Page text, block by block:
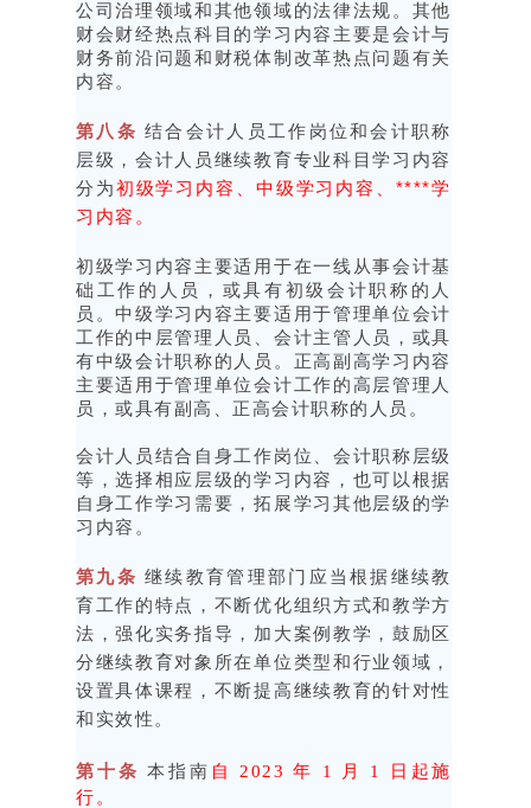
公司治理领域和其他领域的法律法规。其他
财会财经热点科目的学习内容主要是会计与
财务前沿问题和财税体制改革热点问题有关
内容。
第八条 结合会计人员工作岗位和会计职称
层级，会计人员继续教育专业科目学习内容
分为初级学习内容、中级学习内容、****学
习内容。
初级学习内容主要适用于在一线从事会计基
础工作的人员，或具有初级会计职称的人
员。中级学习内容主要适用于管理单位会计
工作的中层管理人员、会计主管人员，或具
有中级会计职称的人员。正高副高学习内容
主要适用于管理单位会计工作的高层管理人
员，或具有副高、正高会计职称的人员。
会计人员结合自身工作岗位、会计职称层级
等，选择相应层级的学习内容，也可以根据
自身工作学习需要，拓展学习其他层级的学
习内容。
第九条 继续教育管理部门应当根据继续教
育工作的特点，不断优化组织方式和教学方
法，强化实务指导，加大案例教学，鼓励区
分继续教育对象所在单位类型和行业领域，
设置具体课程，不断提高继续教育的针对性
和实效性。
第十条 本指南 自 2023 年 1 月 1 日起施
行。